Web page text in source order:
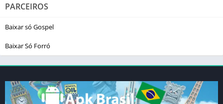
PARCEIROS
Baixar só Gospel
Baixar Só Forró